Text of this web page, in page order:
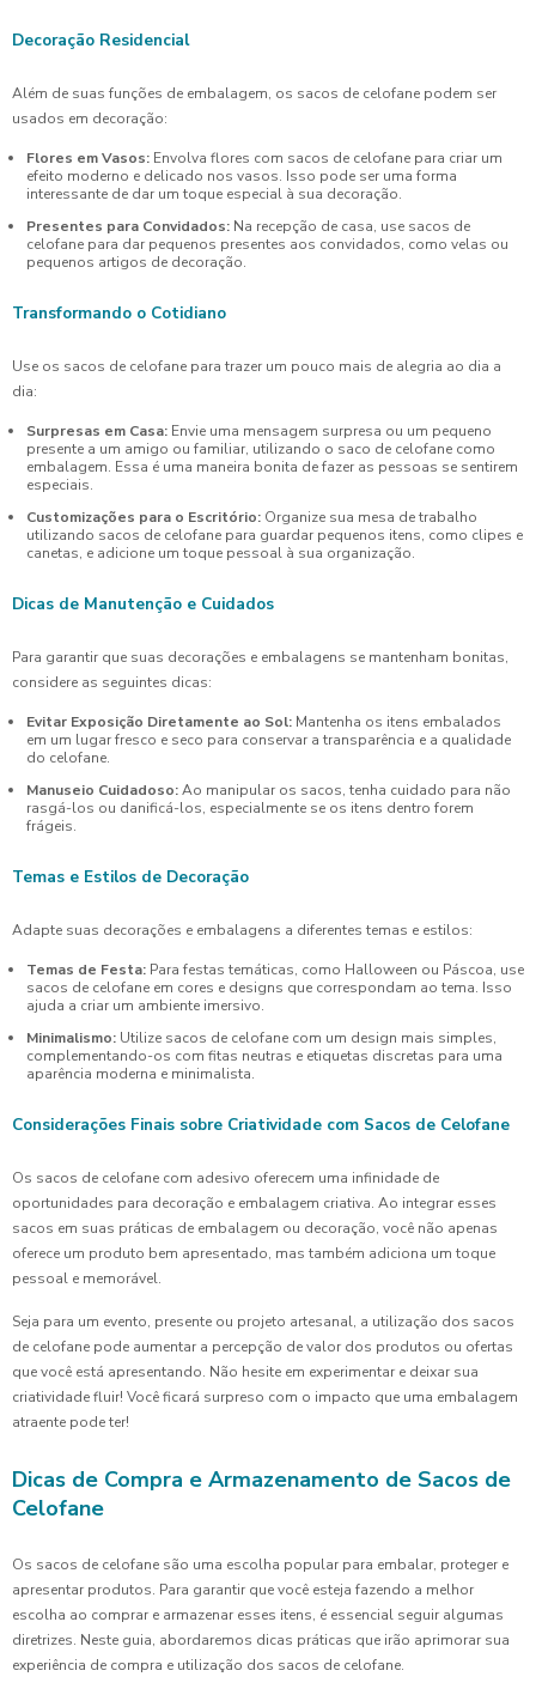
Decoração Residencial
Além de suas funções de embalagem, os sacos de celofane podem ser
usados em decoração:
Flores em Vasos: Envolva flores com sacos de celofane para criar um
efeito moderno e delicado nos vasos. Isso pode ser uma forma
interessante de dar um toque especial à sua decoração.
Presentes para Convidados: Na recepção de casa, use sacos de
celofane para dar pequenos presentes aos convidados, como velas ou
pequenos artigos de decoração.
Transformando o Cotidiano
Use os sacos de celofane para trazer um pouco mais de alegria ao dia a
dia:
Surpresas em Casa: Envie uma mensagem surpresa ou um pequeno
presente a um amigo ou familiar, utilizando o saco de celofane como
embalagem. Essa é uma maneira bonita de fazer as pessoas se sentirem
especiais.
Customizações para o Escritório: Organize sua mesa de trabalho
utilizando sacos de celofane para guardar pequenos itens, como clipes e
canetas, e adicione um toque pessoal à sua organização.
Dicas de Manutenção e Cuidados
Para garantir que suas decorações e embalagens se mantenham bonitas,
considere as seguintes dicas:
Evitar Exposição Diretamente ao Sol: Mantenha os itens embalados
em um lugar fresco e seco para conservar a transparência e a qualidade
do celofane.
Manuseio Cuidadoso:Ao manipular os sacos, tenha cuidado para não
rasgá-los ou danificá-los, especialmente se os itens dentro forem
frágeis.
Temas e Estilos de Decoração
Adapte suas decorações e embalagens a diferentes temas e estilos:
Temas de Festa: Para festas temáticas, como Halloween ou Páscoa, use
sacos de celofane em cores e designs que correspondam ao tema. Isso
ajuda a criar um ambiente imersivo.
Minimalismo: Utilize sacos de celofane com um design mais simples,
complementando-os com fitas neutras e etiquetas discretas para uma
aparência moderna e minimalista.
Considerações Finais sobre Criatividade com Sacos de Celofane
Os sacos de celofane com adesivo oferecem uma infinidade de
oportunidades para decoração e embalagem criativa. Ao integrar esses
sacos em suas práticas de embalagem ou decoração, você não apenas
oferece um produto bem apresentado, mas também adiciona um toque
pessoal e memorável.
Seja para um evento, presente ou projeto artesanal, a utilização dos sacos
de celofane pode aumentar a percepção de valor dos produtos ou ofertas
que você está apresentando. Não hesite em experimentar e deixar sua
criatividade fluir! Você ficará surpreso com o impacto que uma embalagem
atraente pode ter!
Dicas de Compra e Armazenamento de Sacos de
Celofane
Os sacos de celofane são uma escolha popular para embalar, proteger e
apresentar produtos. Para garantir que você esteja fazendo a melhor
escolha ao comprar e armazenar esses itens, é essencial seguir algumas
diretrizes. Neste guia, abordaremos dicas práticas que irão aprimorar sua
experiência de compra e utilização dos sacos de celofane.